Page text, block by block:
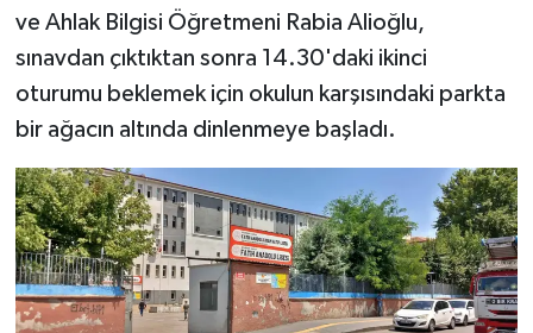
ve Ahlak Bilgisi Öğretmeni Rabia Alioğlu,
sınavdan çıktıktan sonra 14.30'daki ikinci
oturumu beklemek için okulun karşısındaki parkta
bir ağacın altında dinlenmeye başladı.